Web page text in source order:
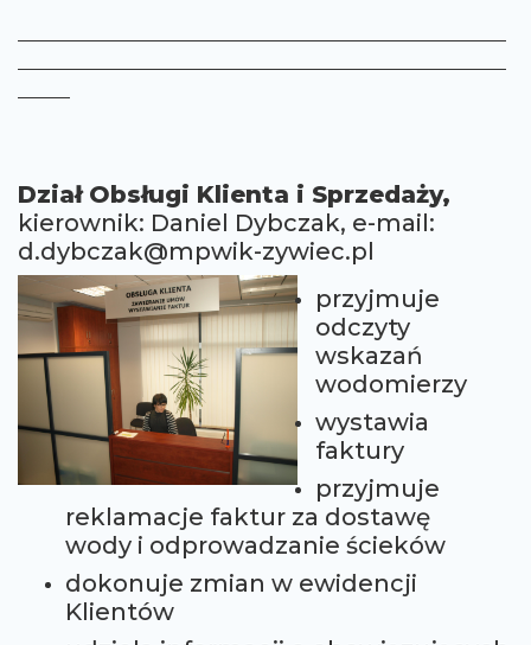
Dział Obsługi Klienta i Sprzedaży,
kierownik: Daniel Dybczak, e-mail:
d.dybczak@mpwik-zywiec.pl
przyjmuje
odczyty
wskazań
wodomierzy
wystawia
faktury
przyjmuje
reklamacje faktur za dostawę
wody i odprowadzanie ścieków
dokonuje zmian w ewidencji
Klientów